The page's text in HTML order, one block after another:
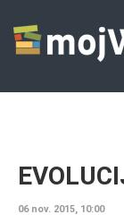
06 nov. 2015, 10:00